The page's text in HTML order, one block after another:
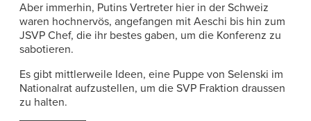
Aber immerhin, Putins Vertreter hier in der Schweiz
waren hochnervös, angefangen mit Aeschi bis hin zum
JSVP Chef, die ihr bestes gaben, um die Konferenz zu
sabotieren.
Es gibt mittlerweile Ideen, eine Puppe von Selenski im
Nationalrat aufzustellen, um die SVP Fraktion draussen
zu halten.